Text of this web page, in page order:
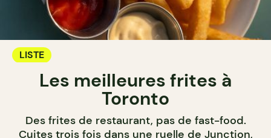
LISTE
Les meilleures frites à
Toronto
Des frites de restaurant, pas de fast-food.
Cuites trois fois dans une ruelle de Junction,